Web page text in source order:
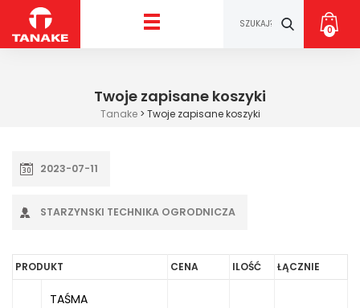
0
Twoje zapisane koszyki
Tanake> Twoje zapisane koszyki
2023-07-11
STARZYNSKI TECHNIKA OGRODNICZA
PRODUKT CENA ILOŚĆ ŁĄCZNIE
TAŚMA